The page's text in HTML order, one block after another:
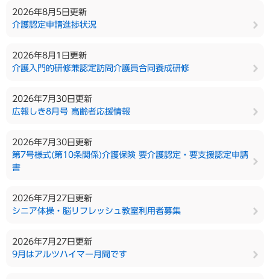
2026年8月5日更新
介護認定申請進捗状況
2026年8月1日更新
介護入門的研修兼認定訪問介護員合同養成研修
2026年7月30日更新
広報しき8月号 高齢者応援情報
2026年7月30日更新
第7号様式(第10条関係)介護保険 要介護認定・要支援認定申請
書
2026年7月27日更新
シニア体操・脳リフレッシュ教室利用者募集
2026年7月27日更新
9月はアルツハイマー月間です